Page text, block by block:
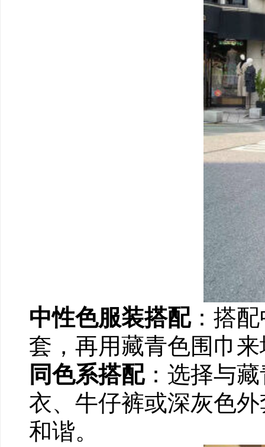
中性色服装搭配：搭
套，再用藏青色围巾
同色系搭配：选择与
衣、牛仔裤或深灰色
和谐。